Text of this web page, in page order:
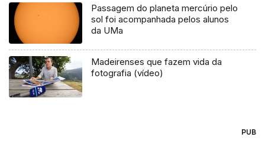
Passagem do planeta mercúrio pelo
sol foi acompanhada pelos alunos
da UMa
Madeirenses que fazem vida da
fotografia (vídeo)
PUB